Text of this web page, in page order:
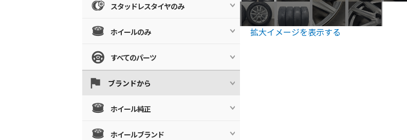
拡大イメージを表示する
スタッドレスタイヤのみ
ホイールのみ
すべてのパーツ
ブランドから
ホイール純正
ホイールブランド